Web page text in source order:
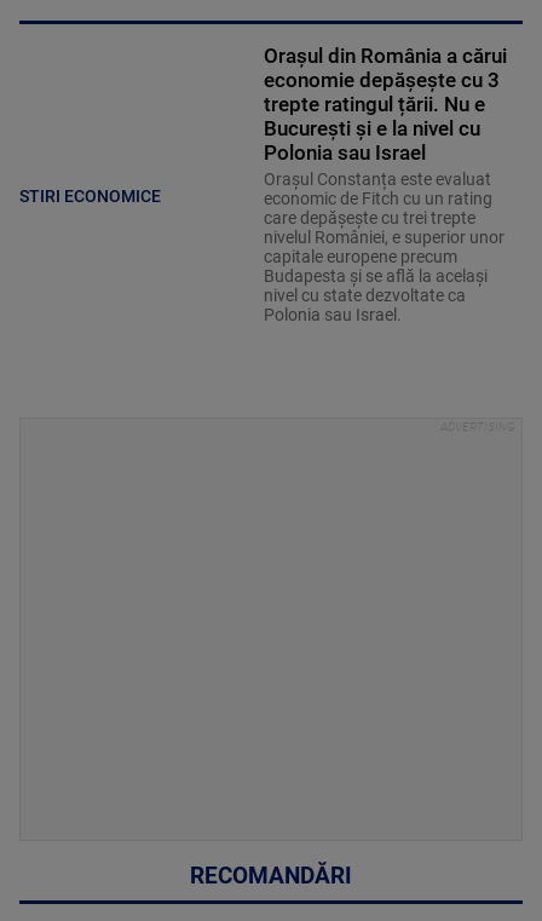
STIRI ECONOMICE
Orașul din România a cărui
economie depășește cu 3
trepte ratingul țării. Nu e
București și e la nivel cu
Polonia sau Israel
Orașul Constanța este evaluat
economic de Fitch cu un rating
care depășește cu trei trepte
nivelul României, e superior unor
capitale europene precum
Budapesta și se află la același
nivel cu state dezvoltate ca
Polonia sau Israel.
RECOMANDĂRI